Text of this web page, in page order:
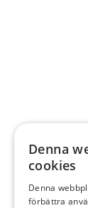
Denna
cookies
Denna
förbättra